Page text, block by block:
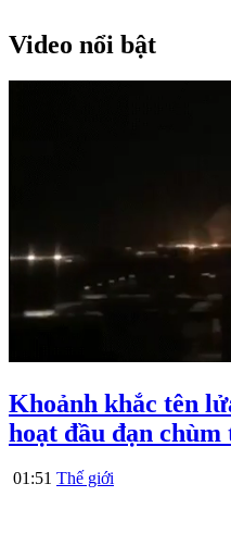
Video nổi bật
Khoảnh khắc tên
hoạt đầu đạn
01:51 Thế giới